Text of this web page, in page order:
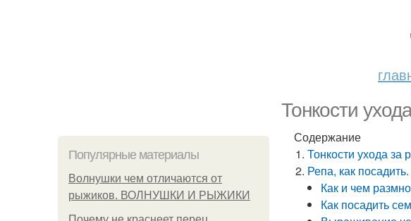
Тонкости
Популярные материалы
Волнушки чем отличаются от
рыжиков. ВОЛНУШКИ И РЫЖИКИ
Содержание
Тонкости ухода
Репа, как
Как и чем
Как посадить